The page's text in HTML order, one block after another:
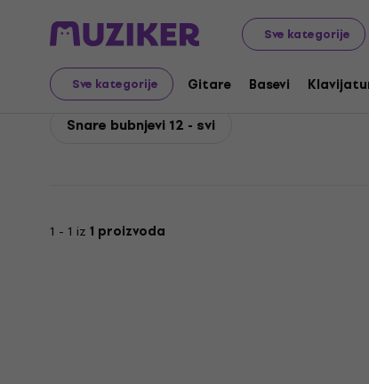
Sve kategorije
Sve kategorije Gitare Basevi
Pearl Bubnjevi Akustični bubnjevi Snare bubnjevi
Pearl Snare bubnjevi 12
Snare bubnjevi 12 - svi
1 - 1 iz 1 proizvoda